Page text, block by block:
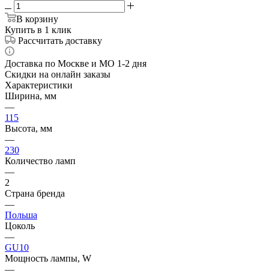
В корзину
Купить в 1 клик
Рассчитать доставку
Доставка по Москве и МО 1-2 дня
Скидки на онлайн заказы
Характеристики
Ширина, мм
—
115
Высота, мм
—
230
Количество ламп
—
2
Страна бренда
—
Польша
Цоколь
—
GU10
Мощность лампы, W
—